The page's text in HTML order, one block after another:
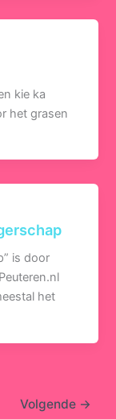
kie ka
het grasen
is door
het
Volgende →